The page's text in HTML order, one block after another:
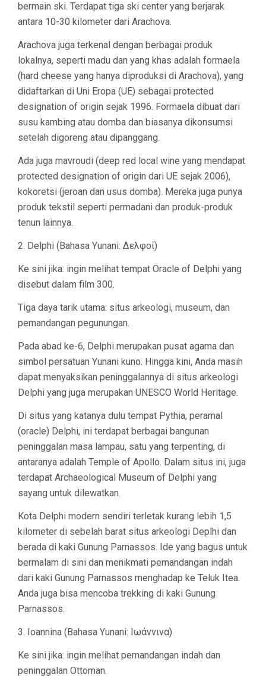
bermain ski. Terdapat tiga ski center yang berjarak
antara 10-30 kilometer dari Arachova.
Arachova juga terkenal dengan berbagai produk
lokalnya, seperti madu dan yang khas adalah formaela
(hard cheese yang hanya diproduksi di Arachova), yang
didaftarkan di Uni Eropa (UE) sebagai protected
designation of origin sejak 1996. Formaela dibuat dari
susu kambing atau domba dan biasanya dikonsumsi
setelah digoreng atau dipanggang.
Ada juga mavroudi (deep red local wine yang mendapat
protected designation of origin dari UE sejak 2006),
kokoretsi (jeroan dan usus domba). Mereka juga punya
produk tekstil seperti permadani dan produk-produk
tenun lainnya.
2. Delphi (Bahasa Yunani: Δελφοί)
Ke sini jika: ingin melihat tempat Oracle of Delphi yang
disebut dalam film 300.
Tiga daya tarik utama: situs arkeologi, museum, dan
pemandangan pegunungan.
Pada abad ke-6, Delphi merupakan pusat agama dan
simbol persatuan Yunani kuno. Hingga kini, Anda masih
dapat menyaksikan peninggalannya di situs arkeologi
Delphi yang juga merupakan UNESCO World Heritage.
Di situs yang katanya dulu tempat Pythia, peramal
(oracle) Delphi, ini terdapat berbagai bangunan
peninggalan masa lampau, satu yang terpenting, di
antaranya adalah Temple of Apollo. Dalam situs ini, juga
terdapat Archaeological Museum of Delphi yang
sayang untuk dilewatkan.
Kota Delphi modern sendiri terletak kurang lebih 1,5
kilometer di sebelah barat situs arkeologi Deplhi dan
berada di kaki Gunung Parnassos. Ide yang bagus untuk
bermalam di sini dan menikmati pemandangan indah
dari kaki Gunung Parnassos menghadap ke Teluk Itea.
Anda juga bisa mencoba trekking di kaki Gunung
Parnassos.
3. Ioannina (Bahasa Yunani: Ιωάννινα)
Ke sini jika: ingin melihat pemandangan indah dan
peninggalan Ottoman.